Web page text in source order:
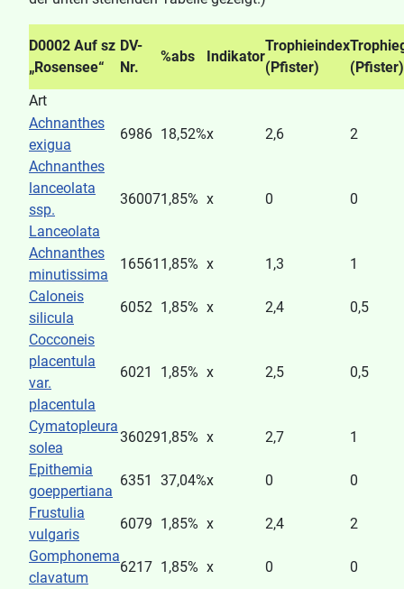
D0002 Auf sz
„Rosensee“
DV-
Nr.
%abs Indikator
Trophieindex
(Pfister)
(Pfister)
Art
Achnanthes
exigua
6986 18,52%x 2,6
2
Achnanthes
lanceolata
ssp.
Lanceolata
360071,85% x 0 0
Achnanthes
minutissima
16561 1,85% x 1,3
1
Caloneis
silicula
6052 1,85% x 2,4
0,5
Cocconeis
placentula
var.
placentula
6021 1,85% x 2,5 0,5
Cymatopleura
solea
360291,85% x 2,7
1
Epithemia
goeppertiana
6351 37,04%x 0
0
Frustulia
vulgaris
6079 1,85% x 2,4
2
Gomphonema
clavatum
6217 1,85% x 0
0